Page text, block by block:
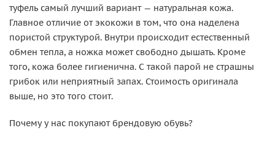
туфель самый лучший вариант — натуральная кожа.
Главное отличие от экокожи в том, что она наделена
пористой структурой. Внутри происходит естественный
обмен тепла, а ножка может свободно дышать. Кроме
того, кожа более гигиенична. С такой парой не страшны
грибок или неприятный запах. Стоимость оригинала
выше, но это того стоит.
Почему у нас покупают брендовую обувь?